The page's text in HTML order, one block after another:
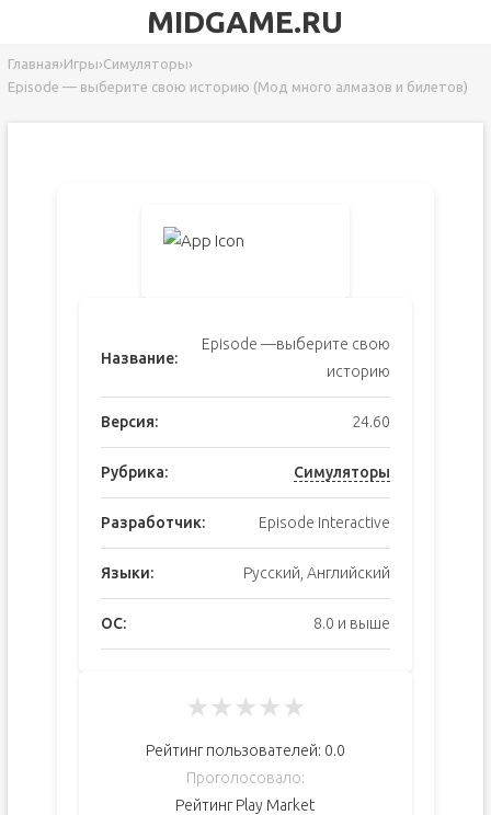
MIDGAME.RU
Главная›Игры›Симуляторы›
Episode — выберите cвою историю (Мод много алмазов и билетов)
Название:
Episode —выберите cвою
историю
Версия: 24.60
Рубрика: Симуляторы
Разработчик: Episode Interactive
Языки: Русский, Английский
ОС: 8.0 и выше
★★★★★
Рейтинг пользователей: 0.0
Проголосовало:
Рейтинг Play Market